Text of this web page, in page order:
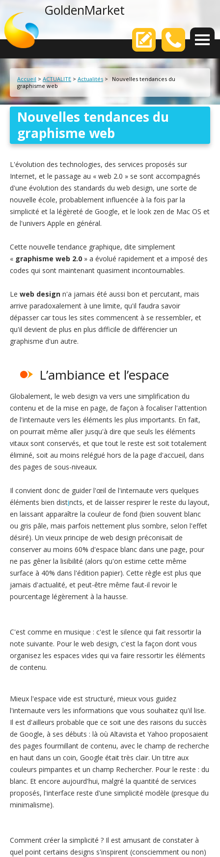
GoldenMarket
Votre
Accueil > ACTUALITE > Actualités >
Nouvelles tendances du
graphisme web
Nouvelles tendances du
graphisme web
L'évolution des technologies, des services proposés sur
Internet, et le passage au « web 2.0 » se sont accompagnés
d'une évolution des standards du web design, une sorte de
nouvelle école, probablement influencée à la fois par la
simplicité et la légèreté de Google, et le look zen de Mac OS et
de l'univers Apple en général.
Cette nouvelle tendance graphique, dite simplement
« graphisme web 2.0 » a évolué rapidement et a imposé des
codes qui sont maintenant quasiment incontournables.
Le web design n'a jamais été aussi bon et percutant, mais
arrive paradoxalement à une limite, qu'il faudra savoir
dépasser car tous les sites commencent à se ressembler, et
qu'il devient de plus en plus difficile de différencier un
graphisme d'un autre.
L’ambiance et l’espace
Globalement, le web design va vers une simplification du
contenu et de la mise en page, de façon à focaliser l'attention
de l'internaute vers les éléments les plus importants. En fait,
on pourrait même aller jusqu'à dire que seuls les éléments
vitaux sont conservés, et que tout le reste est soit totalement
éliminé, soit au moins relégué hors de la page d'accueil, dans
des pages de sous-niveaux.
Il convient donc de guider l'œil de l'internaute vers quelques
éléments bien distincts, et de laisser respirer le reste du layout,
en laissant apparaître la couleur de fond (bien souvent blanc
ou gris pâle, mais parfois nettement plus sombre, selon l'effet
désiré). Un vieux principe de web design préconisait de
conserver au moins 60% d'espace blanc dans une page, pour
ne pas gêner la lisibilité (alors qu'on estime cette même
surface à 40% dans l'édition papier). Cette règle est plus que
jamais d'actualité, et peut-être même faut-il revoir le
pourcentage légèrement à la hausse.
C'est comme en musique : c'est le silence qui fait ressortir la
note suivante. Pour le web design, c'est la façon dont vous
organisez les espaces vides qui va faire ressortir les éléments
de contenu.
Mieux l'espace vide est structuré, mieux vous guidez
l'internaute vers les informations que vous souhaitez qu'il lise.
Il est d'ailleurs probable que ce soit une des raisons du succès
de Google, à ses débuts : là où Altavista et Yahoo proposaient
des pages fourmillant de contenu, avec le champ de recherche
en haut dans un coin, Google était très clair. Un titre aux
couleurs pimpantes et un champ Rechercher. Pour le reste : du
blanc. Et encore aujourd'hui, malgré la quantité de services
proposés, l'interface reste d'une simplicité modèle (presque du
minimalisme).
Comment créer la simplicité ? Il est amusant de constater à
quel point certains designs s'inspirent (consciemment ou non)